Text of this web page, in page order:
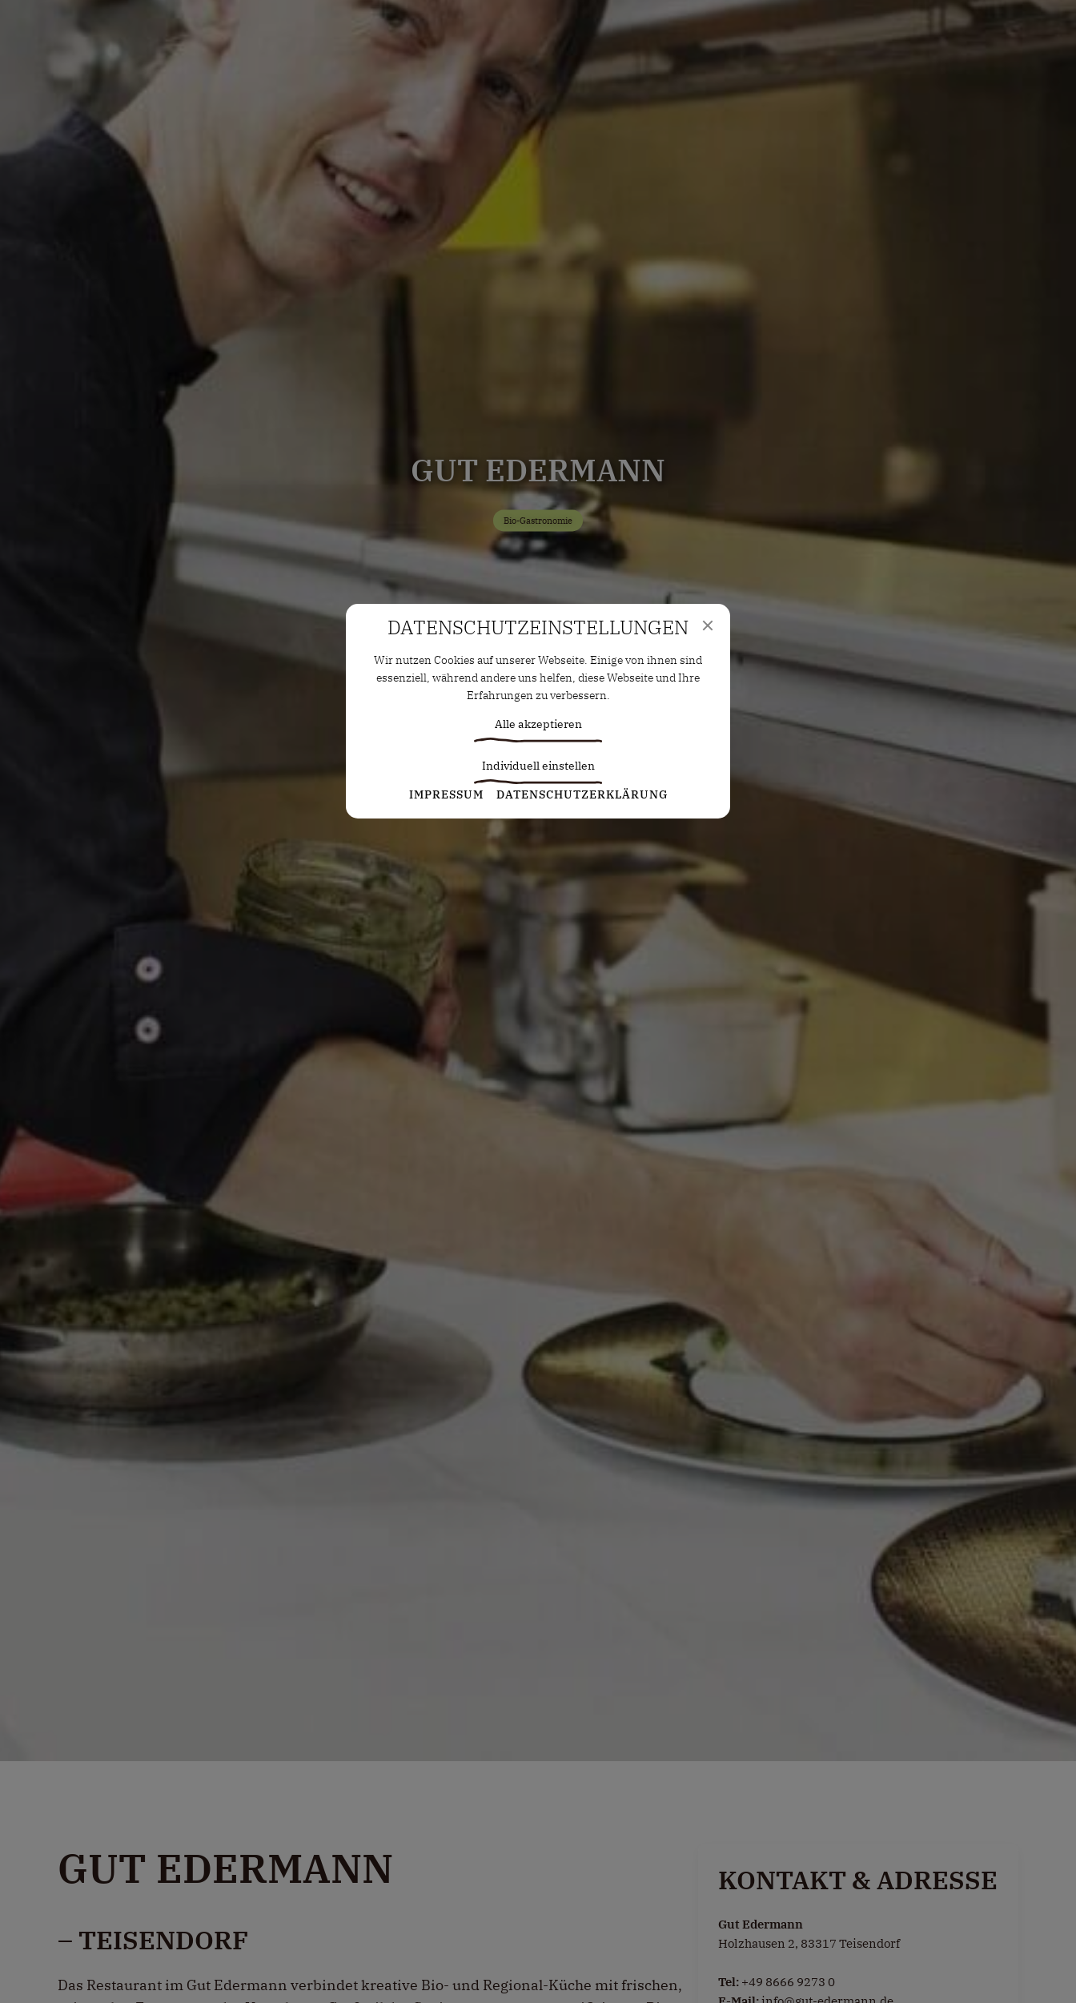
GUT EDERMANN
Bio-Gastronomie
GUT EDERMANN
– TEISENDORF
Das Restaurant im Gut Edermann verbindet kreative Bio- und Regional-Küche mit frischen,
KONTAKT & ADRESSE
Gut Edermann
Holzhausen 2, 83317 Teisendorf
Tel: +49 8666 9273 0
DATENSCHUTZ­EINSTELLUNGEN
Wir nutzen Cookies auf unserer Webseite. Einige von ihnen sind
essenziell, während andere uns helfen, diese Webseite und Ihre
Erfahrungen zu verbessern.
Alle akzeptieren
Individuell einstellen
Statistiken
Diese Cookies erfassen anonyme Statistiken. Diese
Informationen helfen uns zu verstehen, wie wir unsere Website
noch weiter optimieren können.
Google Analytics
Marketing Cookies werden von Drittanbietern oder Publishern
verwendet, um personalisierte Werbung anzuzeigen. Sie tun
dies, indem sie Besucher über Websites hinweg verfolgen.
Externe Medien
Wenn Cookies von externen Medien akzeptiert werden, bedarf
der Zugriff auf externe Inhalte keiner manuellen Zustimmung
IMPRESSUM DATENSCHUTZERKLÄRUNG